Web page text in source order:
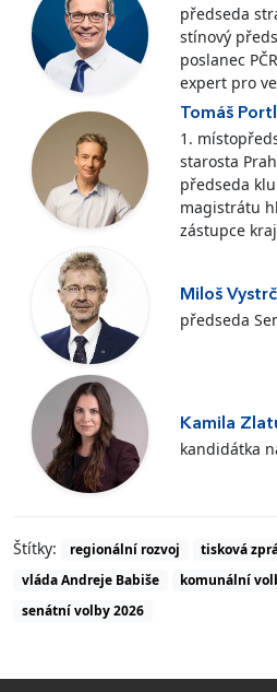
předseda
stínový
poslanec PČR
expert pro
Tomáš
1.
starosta
předseda
magistrátu
zástupce
Miloš
předseda
Kamila
kandidátka
Štítky: regionální rozvoj tisková
vláda Andreje Babiše
komunální
senátní volby 2026